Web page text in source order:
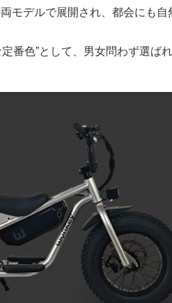
モデルで展開され、都会にも
番色”として、男女問わず選ば